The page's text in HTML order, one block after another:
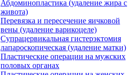
Абдоминопластика (удаление жира с
живота)
Перевязка и пересечение яичковой
вены (удаление варикоцеле)
Супрацервикальная гистерэктомия
лапароскопическая (удаление матки)
Пластические операции на мужских
половых органах